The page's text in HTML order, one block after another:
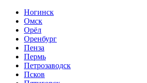
Ногинск
Омск
Орёл
Оренбург
Пенза
Пермь
Петрозаводск
Псков